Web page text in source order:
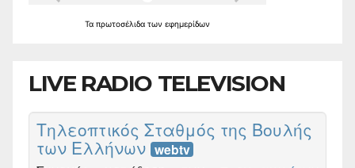
Τα πρωτοσέλιδα των εφημερίδων
LIVE RADIO TELEVISION